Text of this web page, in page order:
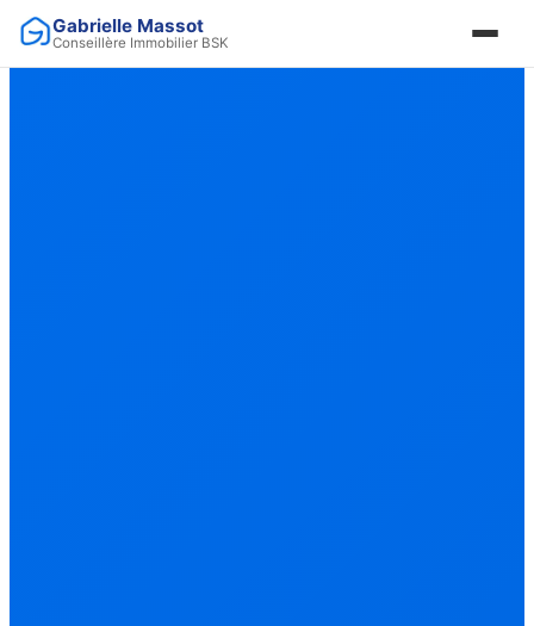
Gabrielle Massot
Conseillère Immobilier BSK